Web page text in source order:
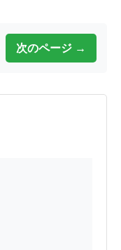
次のページ →